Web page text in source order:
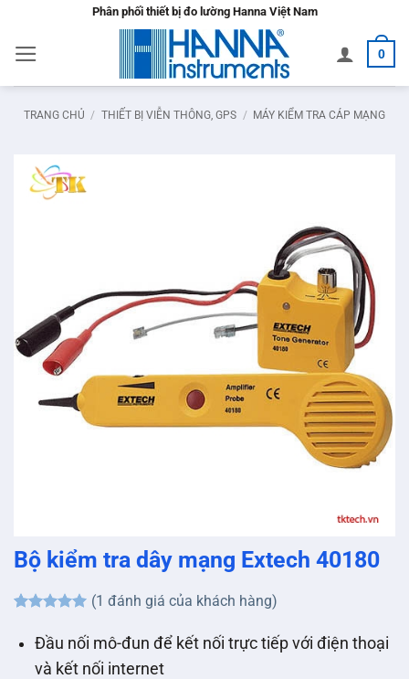
nội
dung
Phân phối thiết bị đo lường Hanna Việt Nam
0
TRANG CHỦ / THIẾT BỊ VIỄN THÔNG, GPS / MÁY KIỂM TRA CÁP MẠNG
Bộ kiểm tra dây mạng Extech 40180
dựa trên
đánh giá
(1 đánh giá của khách hàng)
Đầu nối mô-đun để kết nối trực tiếp với điện thoại
và kết nối internet